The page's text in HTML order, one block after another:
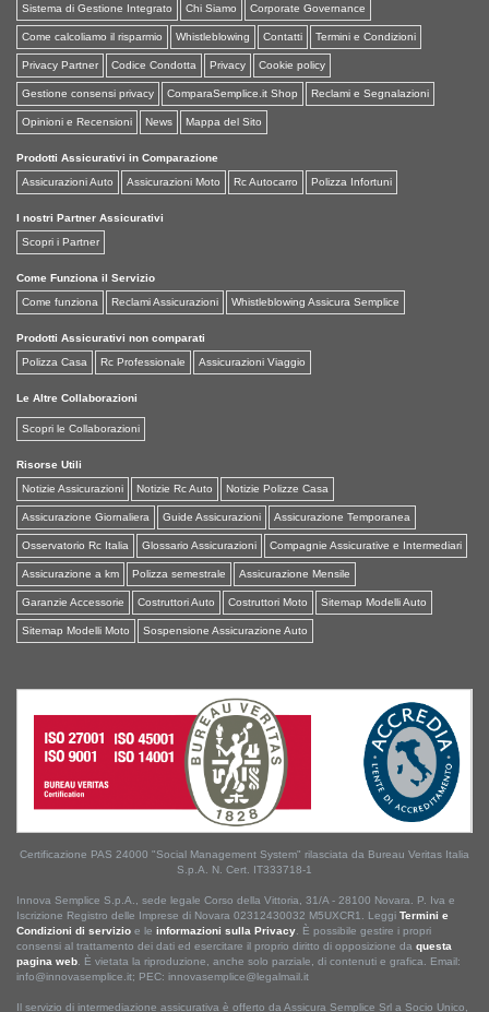
Sistema di Gestione Integrato Chi Siamo Corporate Governance
Come calcoliamo il risparmio Whistleblowing Contatti Termini e Condizioni
Privacy Partner Codice Condotta Privacy Cookie policy
Gestione consensi privacy ComparaSemplice.it Shop Reclami e Segnalazioni
Opinioni e Recensioni News Mappa del Sito
Prodotti Assicurativi in Comparazione
Assicurazioni Auto
Assicurazioni Moto Rc Autocarro Polizza Infortuni
I nostri Partner Assicurativi
Scopri i Partner
Come Funziona il Servizio
Come funziona
Reclami Assicurazioni Whistleblowing Assicura Semplice
Prodotti Assicurativi non comparati
Polizza Casa
Rc Professionale Assicurazioni Viaggio
Le Altre Collaborazioni
Scopri le Collaborazioni
Risorse Utili
Notizie Assicurazioni
Notizie Rc Auto Notizie Polizze Casa
Assicurazione Giornaliera Guide Assicurazioni Assicurazione Temporanea
Osservatorio Rc Italia Glossario Assicurazioni Compagnie Assicurative e Intermediari
Assicurazione a km Polizza semestrale Assicurazione Mensile
Garanzie Accessorie Costruttori Auto Costruttori Moto Sitemap Modelli Auto
Sitemap Modelli Moto Sospensione Assicurazione Auto
Certificazione PAS 24000 "Social Management System" rilasciata da Bureau Veritas Italia
S.p.A. N. Cert. IT333718-1
Innova Semplice S.p.A., sede legale Corso della Vittoria, 31/A - 28100 Novara. P. Iva e
Iscrizione Registro delle Imprese di Novara 02312430032 M5UXCR1. Leggi Termini e
Condizioni di servizio e le informazioni sulla Privacy. È possibile gestire i propri
consensi al trattamento dei dati ed esercitare il proprio diritto di opposizione da questa
pagina web. È vietata la riproduzione, anche solo parziale, di contenuti e grafica. Email:
info@innovasemplice.it; PEC: innovasemplice@legalmail.it
Il servizio di intermediazione assicurativa è offerto da Assicura Semplice Srl a Socio Unico,